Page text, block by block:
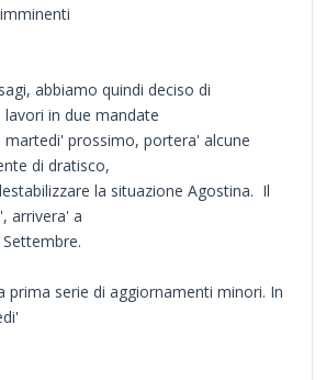
abbiamo quindi deciso di
in due mandate
martedi' prossimo, portera' alcune
di dratisco,
la situazione Agostina. Il
arrivera' a
prima serie di aggiornamenti minori. In